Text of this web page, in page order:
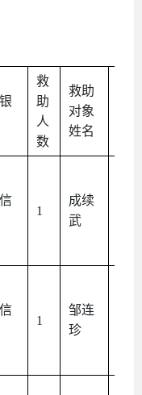
救
助
人
数
救助
对象
姓名
1
成续
武
1
邹连
珍